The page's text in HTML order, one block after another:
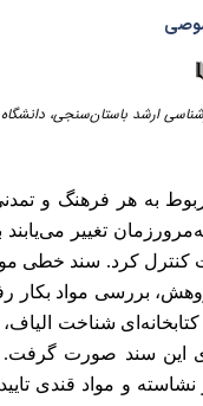
ارشد باستان‌سنجی، دانشگاه
به هر فرهنگ و
تغییر می‌یابند
کنترل کرد. سند خطی
پژوهش، بررسی مواد
شناخت الیاف،
این سند صورت